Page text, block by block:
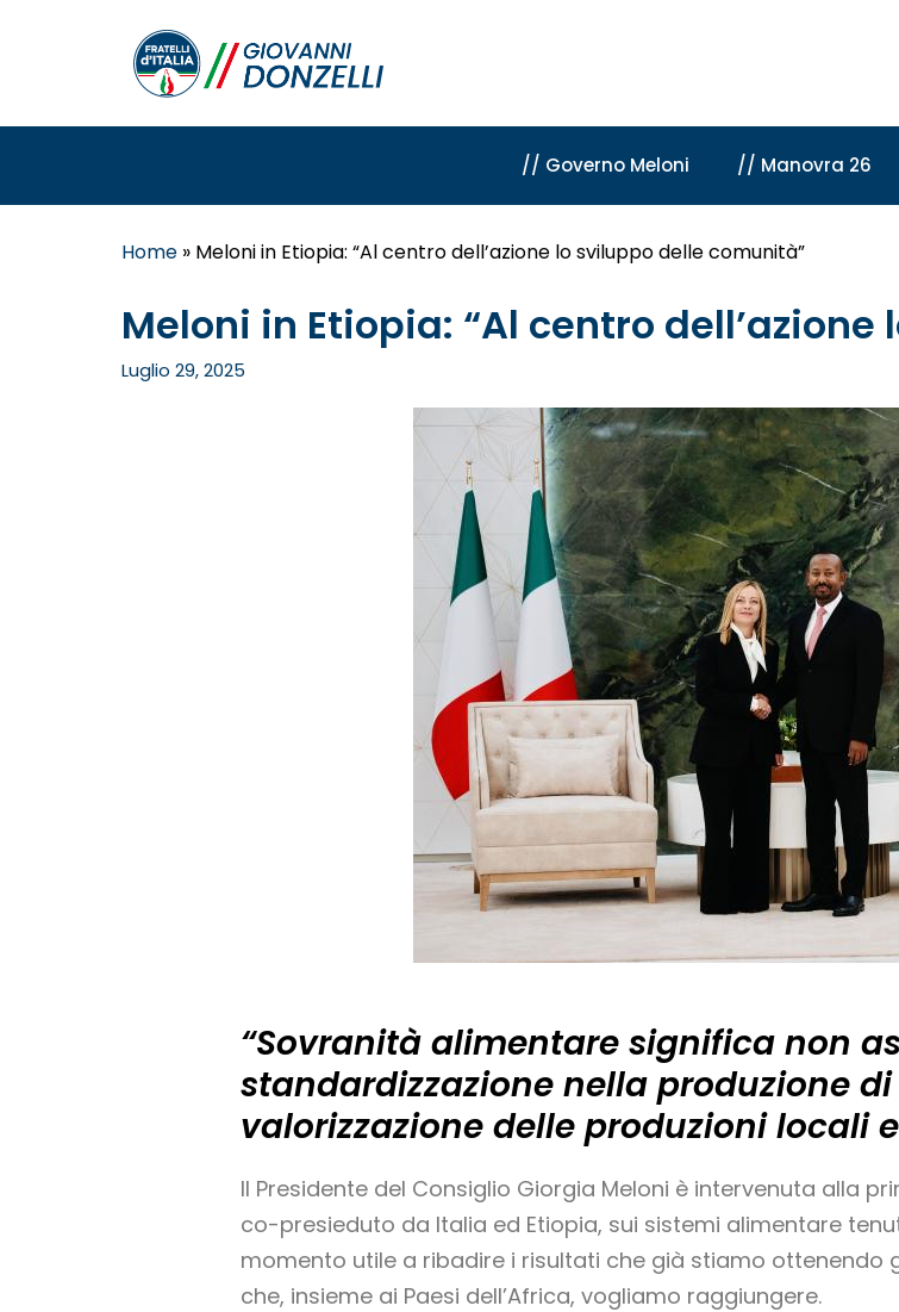
// Governo Meloni // Manovra 26
Home » Meloni in Etiopia: “Al centro dell’azione lo sviluppo delle comunità”
Meloni in Etiopia: “Al centro
Luglio 29, 2025
“Sovranità alimentare significa non
standardizzazione nella produzione
valorizzazione delle produzioni locali
Il Presidente del Consiglio Giorgia Meloni è intervenuta alla
co-presieduto da Italia ed Etiopia, sui sistemi alimentare
momento utile a ribadire i risultati che già stiamo ottenendo
che, insieme ai Paesi dell’Africa, vogliamo raggiungere.